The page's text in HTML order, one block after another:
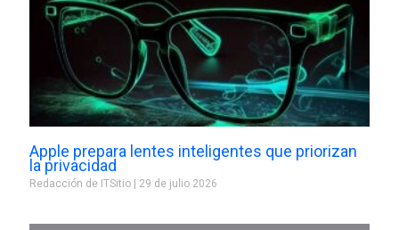
Apple prepara lentes inteligentes que priorizan
la privacidad
Redacción de ITSitio 29 de julio 2026